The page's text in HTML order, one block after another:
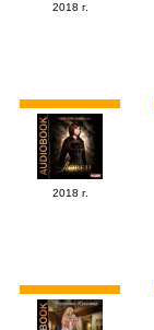
2018 г.
2018 г.